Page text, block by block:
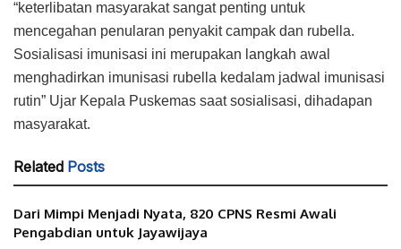
“keterlibatan masyarakat sangat penting untuk
mencegahan penularan penyakit campak dan rubella.
Sosialisasi imunisasi ini merupakan langkah awal
menghadirkan imunisasi rubella kedalam jadwal imunisasi
rutin” Ujar Kepala Puskemas saat sosialisasi, dihadapan
masyarakat.
Related Posts
Dari Mimpi Menjadi Nyata, 820 CPNS Resmi Awali
Pengabdian untuk Jayawijaya